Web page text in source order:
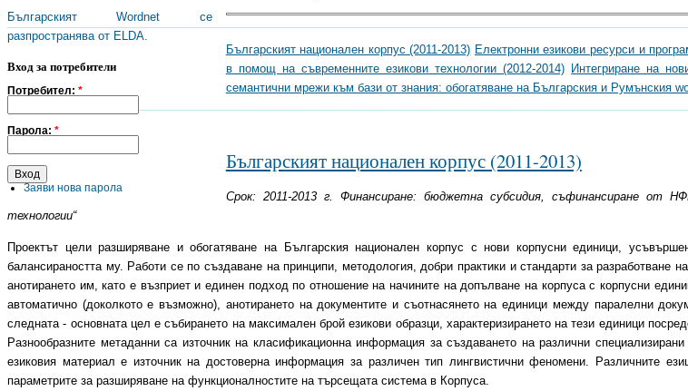
Българският Wordnet се
разпространява от ELDA.
Вход за потребители
Потребител: *
Парола: *
Заяви нова парола
Българският национален корпус (2011-2013) Електронни езикови ресурси и
в помощ на съвременните езикови технологии (2012-2014) Интегриране на
семантични мрежи към бази от знания: обогатяване на Българския и Румънския
Българският национален корпус (2011-2013)
Срок: 2011-2013 г. Финансиране: бюджeтна субсидия, съфинансиране от
технологии“
Проектът цели разширяване и обогатяване на Българския национален корпус с нови корпусни единици,
балансираността му. Работи се по създаване на принципи, методология, добри практики и стандарти за
анотирането им, като е възприет и единен подход по отношение на начините на допълване на корпуса с корпусни
автоматично (доколкото е възможно), анотирането на документите и съотнасянето на единици между паралелни
следната - основната цел е събирането на максимален брой езикови образци, характеризирането на тези единици
Разнообразните метаданни са източник на класификационна информация за създаването на различни
езиковия материал е източник на достоверна информация за различен тип лингвистични феномени. Различните
параметрите за разширяване на функционалностите на търсещата система в Корпуса.